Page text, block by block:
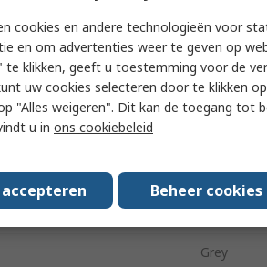
Busbar
Voltage 400 V
PS2
IEC/EN
Grey
cookies en andere technologieën voor
en om advertenties weer te geven op
te klikken, geeft u toestemming voor de
uw cookies selecteren door te klikken
"Alles weigeren". Dit kan de toegang tot
u in ons cookiebeleid
Beheer cookies